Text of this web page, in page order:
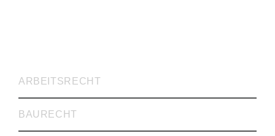
ARBEITSRECHT
BAURECHT